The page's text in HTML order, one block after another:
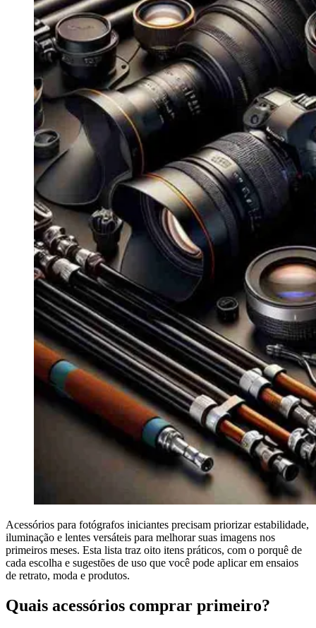
Acessórios para fotógrafos iniciantes precisam priorizar estabilidade,
iluminação e lentes versáteis para melhorar suas imagens nos
primeiros meses. Esta lista traz oito itens práticos, com o porquê de
cada escolha e sugestões de uso que você pode aplicar em ensaios
de retrato, moda e produtos.
Quais acessórios comprar primeiro?